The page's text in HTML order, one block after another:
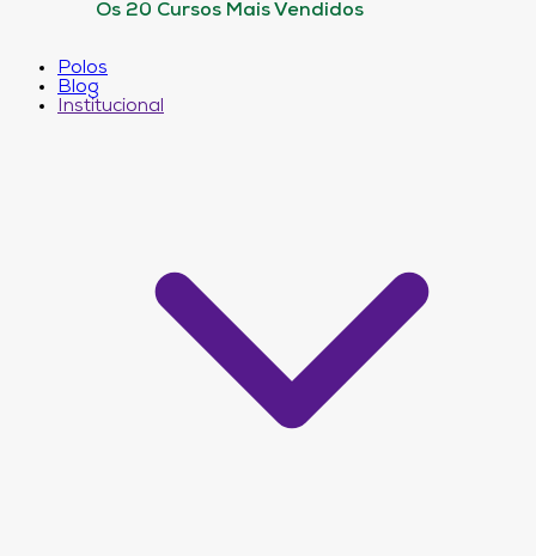
Os 20 Cursos Mais Vendidos
Polos
Blog
Institucional